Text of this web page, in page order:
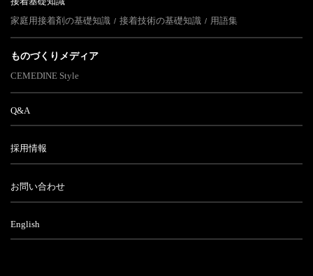
家庭用接着剤の基礎知識
接着技術の基礎知識 用語集
ものづくりメディア
CEMEDINE Style
Q&A
採用情報
お問い合わせ
English